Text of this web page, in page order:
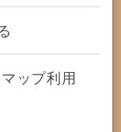
ップ利用